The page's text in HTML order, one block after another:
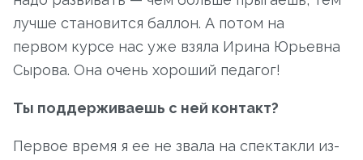
лучше становится баллон. А потом на
первом курсе нас уже взяла Ирина Юрьевна
Сырова. Она очень хороший педагог!
Ты поддерживаешь с ней контакт?
Первое время я ее не звала на спектакли из-